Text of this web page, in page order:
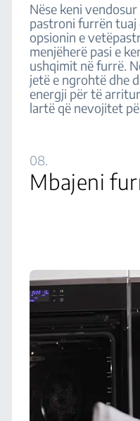
Nëse keni
pastroni furrën tuaj
opsionin e
menjëherë pasi e
ushqimit në furrë.
jetë e ngrohtë dhe
energji për të
lartë që nevojitet
08.
Mbajeni